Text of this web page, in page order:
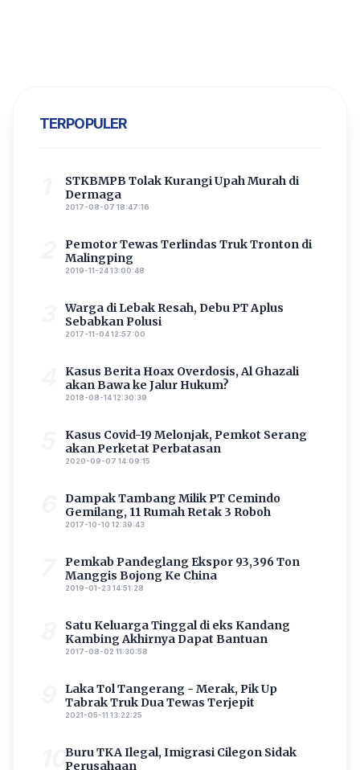
TERPOPULER
STKBMPB Tolak Kurangi Upah Murah di
Dermaga
2017-08-07 18:47:16
Pemotor Tewas Terlindas Truk Tronton di
Malingping
2019-11-24 13:00:48
Warga di Lebak Resah, Debu PT Aplus
Sebabkan Polusi
2017-11-04 12:57:00
Kasus Berita Hoax Overdosis, Al Ghazali
akan Bawa ke Jalur Hukum?
2018-08-14 12:30:39
Kasus Covid-19 Melonjak, Pemkot Serang
akan Perketat Perbatasan
2020-09-07 14:09:15
Dampak Tambang Milik PT Cemindo
Gemilang, 11 Rumah Retak 3 Roboh
2017-10-10 12:39:43
Pemkab Pandeglang Ekspor 93,396 Ton
Manggis Bojong Ke China
2019-01-23 14:51:28
Satu Keluarga Tinggal di eks Kandang
Kambing Akhirnya Dapat Bantuan
2017-08-02 11:30:58
Laka Tol Tangerang - Merak, Pik Up
Tabrak Truk Dua Tewas Terjepit
2021-05-11 13:22:25
10Buru TKA Ilegal, Imigrasi Cilegon Sidak
Perusahaan